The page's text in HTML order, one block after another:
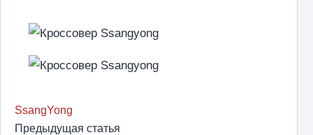
SsangYong
Предыдущая статья